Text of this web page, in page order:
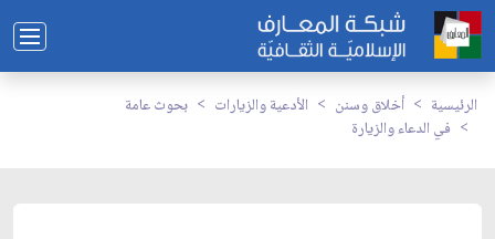
الرئيسية أخلاق وسنن الأدعية والزيارات
بحوث عامة
في الدعاء والزيارة